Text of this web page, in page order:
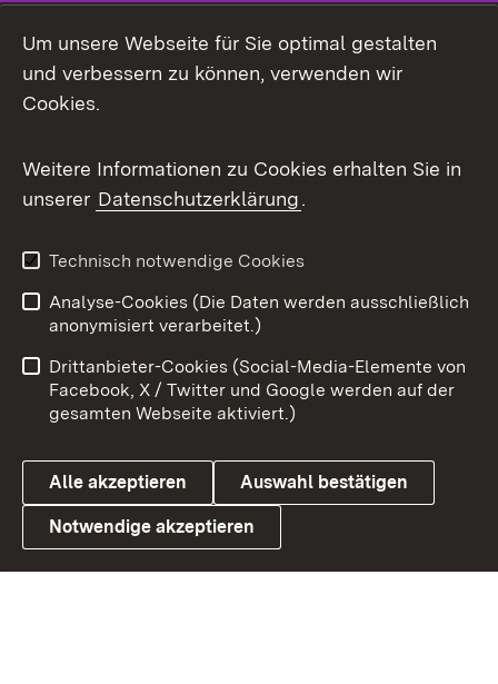
Mastodon
Messenger
Social Wall
X / Twitter
Youtube
Link zum Landesportal
Benutzungshinweise
Barrierefreiheit
Datenschutz
Cookies
Um unsere Webseite für Sie optimal gestalten
und verbessern zu können, verwenden wir
Cookies.
Weitere Informationen zu Cookies erhalten Sie in
unserer Datenschutzerklärung.
Technisch notwendige Cookies
Analyse-Cookies (Die Daten werden ausschließlich
anonymisiert verarbeitet.)
Drittanbieter-Cookies (Social-Media-Elemente von
Facebook, X / Twitter und Google werden auf der
gesamten Webseite aktiviert.)
Alle akzeptieren Auswahl bestätigen
Notwendige akzeptieren